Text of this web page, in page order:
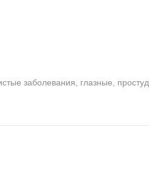
заболевания, глазные,